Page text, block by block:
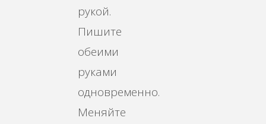
рукой.
Пишите
обеими
руками
одновременно.
Меняйте